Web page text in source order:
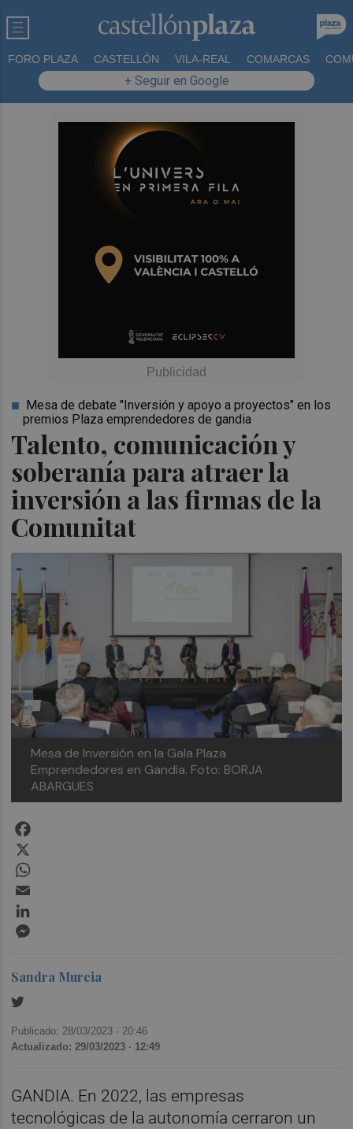
FORO PLAZA CASTELLÓN VILA-REAL COMARCAS
+ Seguir en Google
Talento, comunicación y
soberanía para atraer la
inversión a las firmas de la
Comunitat
Mesa de debate "Inversión y apoyo a proyectos" en los
premios Plaza emprendedores de gandia
Mesa de Inversión en la Gala Plaza
Emprendedores en Gandia. Foto: BORJA
ABARGUES
Sandra Murcia
Publicado: 28/03/2023 · 20:46
Actualizado: 29/03/2023 · 12:49
GANDIA. En 2022, las empresas
tecnológicas de la autonomía cerraron un